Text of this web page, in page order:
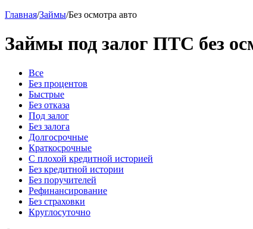
Главная/Займы/Без осмотра авто
Займы под залог ПТС без
Все
Без процентов
Быстрые
Без отказа
Под залог
Без залога
Долгосрочные
Краткосрочные
С плохой кредитной историей
Без кредитной истории
Без поручителей
Рефинансирование
Без страховки
Круглосуточно